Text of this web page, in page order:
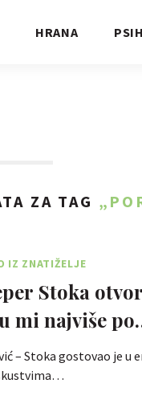
HRANA
ZA TAG
IZ ZNATIŽELJE
Stoka
mi najviše
– Stoka gostovao je u